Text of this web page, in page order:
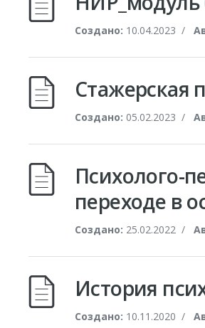
Создано: 10.04.2023 /
Стажерская
Создано: 05.02.2023 /
Психолого-
переходе в
Создано: 25.02.2022 /
История
Создано: 10.11.2020 /